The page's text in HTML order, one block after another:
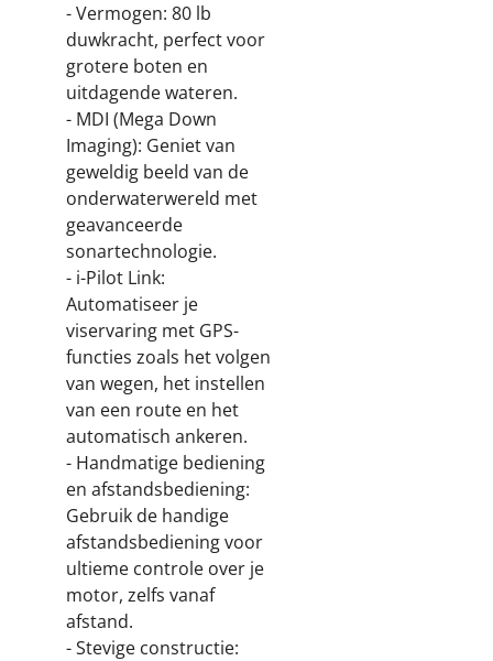
- Vermogen: 80 lb
duwkracht, perfect voor
grotere boten en
uitdagende wateren.
- MDI (Mega Down
Imaging): Geniet van
geweldig beeld van de
onderwaterwereld met
geavanceerde
sonartechnologie.
- i-Pilot Link:
Automatiseer je
viservaring met GPS-
functies zoals het volgen
van wegen, het instellen
van een route en het
automatisch ankeren.
- Handmatige bediening
en afstandsbediening:
Gebruik de handige
afstandsbediening voor
ultieme controle over je
motor, zelfs vanaf
afstand.
- Stevige constructie: